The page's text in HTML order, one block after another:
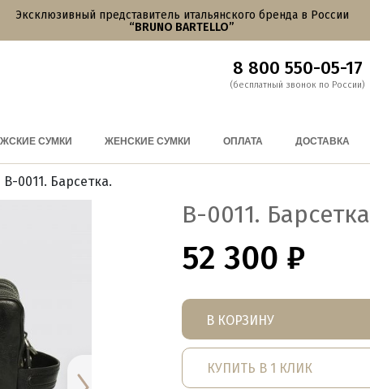
Эксклюзивный представитель итальянского бренда в России
“BRUNO BARTELLO”
8 800 550-05-17
(бесплатный звонок по России)
СУМКИ ЖЕНСКИЕ СУМКИ ОПЛАТА ДОСТАВКА
B-0011. Барсетка.
B-0011.
52 300 ₽
В КОРЗИНУ
КУПИТЬ В 1 КЛИК